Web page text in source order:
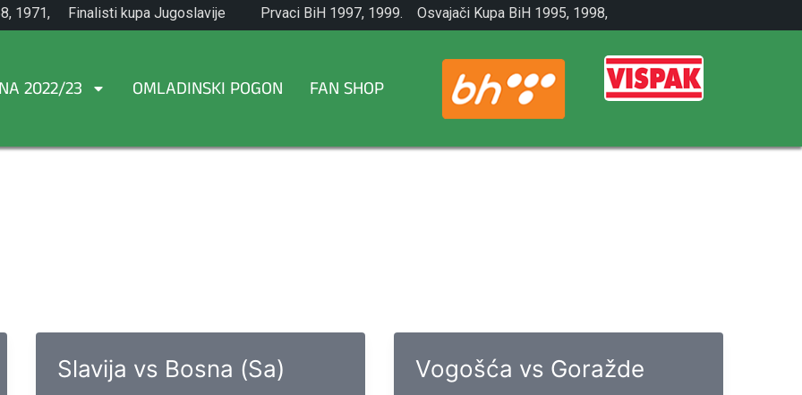
1971,
Finalisti kupa Jugoslavije
1965.
Prvaci BiH 1997, 1999.
Osvajači Kupa BiH 1995, 1998,
2001.
2022/23 OMLADINSKI POGON FAN SHOP
Slavija vs Bosna (Sa) Vogošća vs Goražde